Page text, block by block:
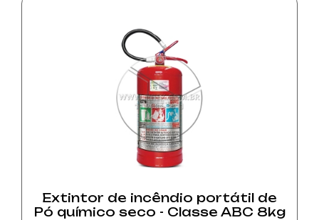
O produto é certificado pela ABNT
norma NBR 10721 e pelo INMETRO.
Extintor de incêndio portátil de
Pó químico seco - Classe ABC 8kg